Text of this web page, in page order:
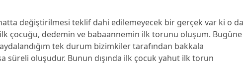
değiştirilmesi teklif dahi edilemeyecek bir gerçek var ki o da
çocuğu, dedemin ve babaannemin ilk torunu oluşum. Bugüne
tek durum bizimkiler tarafından bakkala
süreli oluşudur. Bunun dışında ilk çocuk yahut ilk torun